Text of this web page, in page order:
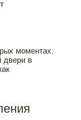
моментах.
двери в